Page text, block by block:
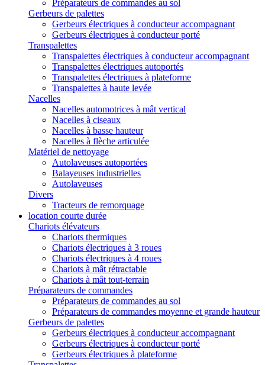
Préparateurs de commandes au sol
Gerbeurs de palettes
Gerbeurs électriques à conducteur accompagnant
Gerbeurs électriques à conducteur porté
Transpalettes
Transpalettes électriques à conducteur accompagnant
Transpalettes électriques autoportés
Transpalettes électriques à plateforme
Transpalettes à haute levée
Nacelles
Nacelles automotrices à mât vertical
Nacelles à ciseaux
Nacelles à basse hauteur
Nacelles à flèche articulée
Matériel de nettoyage
Autolaveuses autoportées
Balayeuses industrielles
Autolaveuses
Divers
Tracteurs de remorquage
location courte durée
Chariots élévateurs
Chariots thermiques
Chariots électriques à 3 roues
Chariots électriques à 4 roues
Chariots à mât rétractable
Chariots à mât tout-terrain
Préparateurs de commandes
Préparateurs de commandes au sol
Préparateurs de commandes moyenne et grande hauteur
Gerbeurs de palettes
Gerbeurs électriques à conducteur accompagnant
Gerbeurs électriques à conducteur porté
Gerbeurs électriques à plateforme